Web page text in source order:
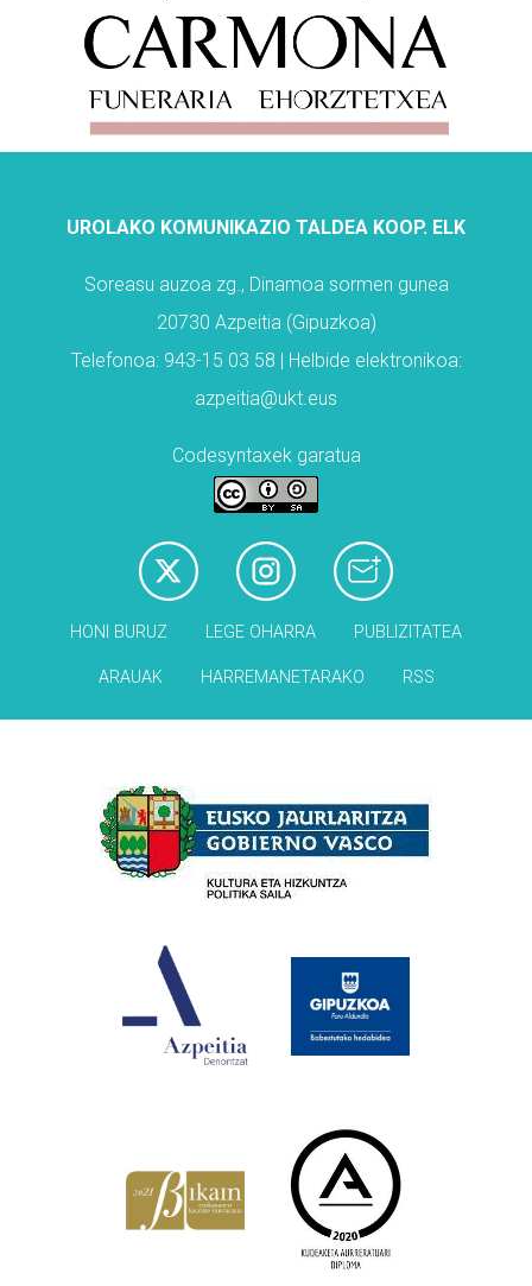
UROLAKO KOMUNIKAZIO TALDEA KOOP. ELK
Soreasu auzoa zg., Dinamoa sormen gunea
20730 Azpeitia (Gipuzkoa)
Telefonoa: 943-15 03 58 | Helbide elektronikoa:
azpeitia@ukt.eus
Codesyntaxek garatua
HONI BURUZ LEGE OHARRA PUBLIZITATEA
ARAUAK HARREMANETARAKO RSS